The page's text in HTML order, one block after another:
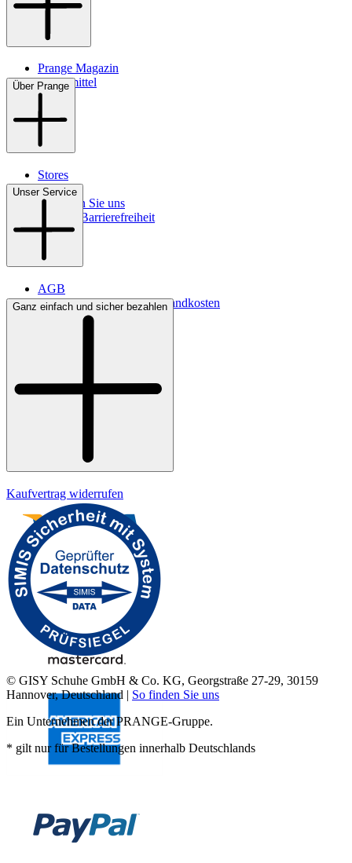
Prange Magazin
Pflegemittel
Über Prange
Stores
Kontakt
So finden Sie uns
Digitale Barrierefreiheit
Unser Service
AGB
Lieferbedingungen & Versandkosten
Bezahlung
Ganz einfach und sicher bezahlen
Kaufvertrag widerrufen
© GISY Schuhe GmbH & Co. KG, Georgstraße 27-29, 30159
Hannover, Deutschland | So finden Sie uns
Ein Unternehmen der PRANGE-Gruppe.
* gilt nur für Bestellungen innerhalb Deutschlands